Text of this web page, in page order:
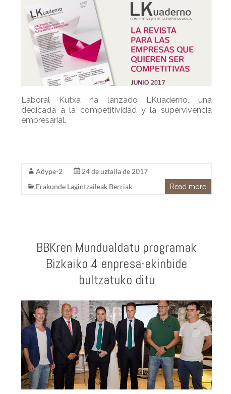
Laboral Kutxa ha lanzado LKuaderno, una
dedicada a la competitividad y la supervivencia
empresarial.
Adype-2
24 de uztaila de 2017
Erakunde Lagintzaileak Berriak
Read more
BBKren Mundualdatu programak
Bizkaiko 4 enpresa-ekinbide
bultzatuko ditu